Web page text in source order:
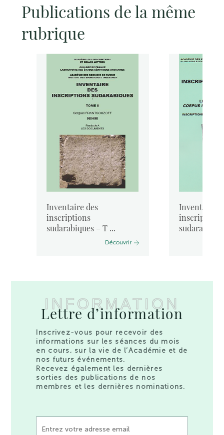
Publications de la même
rubrique
Inventaire des
inscriptions
sudarabiques – T ...
Découvrir
Inventaire
inscriptions
INFORMATION
Lettre d’information
Inscrivez-vous pour recevoir des
informations sur les séances du mois
en cours, sur la vie de l’Académie et de
nos futurs événements.
Recevez également les dernières
sorties des publications de nos
membres et les dernières nominations.